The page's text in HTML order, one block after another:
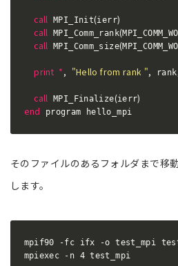
call MPI_Init(ierr)
call MPI_Comm_rank(
call MPI_Comm_size(
print *, "Hello from rank ", rank
call MPI_Finalize(ierr)
end
program hello_mpi
そのファイルのあるフォルダまで移
します。
mpif90 -fc ifx -o test_mpi
mpiexec -n 4 test_mpi